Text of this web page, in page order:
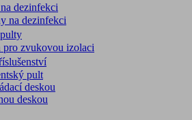
dezinfekci
na dezinfekci
pro zvukovou izolaci
pult
deskou
deskou